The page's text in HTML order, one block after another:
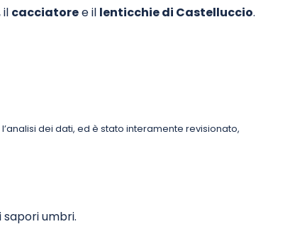
il cacciatoree il lenticchie di Castelluccio.
dei dati, ed è stato interamente revisionato,
sapori umbri.